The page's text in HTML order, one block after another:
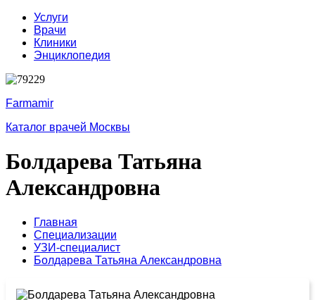
Услуги
Врачи
Клиники
Энциклопедия
Farmamir
Каталог врачей Москвы
Болдарева Татьяна
Александровна
Главная
Специализации
УЗИ-специалист
Болдарева Татьяна Александровна